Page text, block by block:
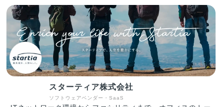
き方が可能 周りへの配慮を大切にした、優しいメンバーが
揃っており、気持ちよく働ける環境です。 仕事においては
真剣に向き合いますが、楽しいことが大好きなメンバーばか
りです。 平均年齢は34歳、既婚者が約60％、子育て中社員
が35％超えと、大人な雰囲気のスタートアップです。 その
ため、休日出勤・過度な残業など無理なスケジュールで業務
を進めていくことはありません。 ・働く環境／スキルアッ
プ ・大手金融、外資コンサル、メガベンチャー、スタート
アップ経営者など、様々なバックグラウンドを持つメンバー
が当社には集まっています。 当然ながら自律性、主体性が
強く求められる環境ではあるのですが、そのような環境だか
らこそ、全員が「会社のオーナーである」という思いを持
気通貫で実装できる、CX(顧客体験)プラットフォームで
す。 ・「STUDIO ZERO」 STUDIO ZEROとは、各産業
のフラッグシップとなる事例を創出する事業開発組織です。
日本を代表する大企業や地域経済を支える中小企業、スター
トアップ企業、行政・公的機関などのパートナーと共に、デ
ータを活用した顧客視点での新規事業創出や既存事業の変革
を目指しています。 ・「PLAID ALPHA」 これまでプレイ
ドが積み上げてきた体験設計やテクノロジー・データ活用に
係る知見･経験に基づき、CX変革に向けた全体計画/設計か
ら実行までを一気通貫で支援するサービスです。 ・
「PLAID Ecosystem」 膨大なカスタマーデータをリアルタ
イムに解析できるKARTEのテクノロジーをAPIとして解
スターティア株式会社
ソフトウェアベンダー・SaaS